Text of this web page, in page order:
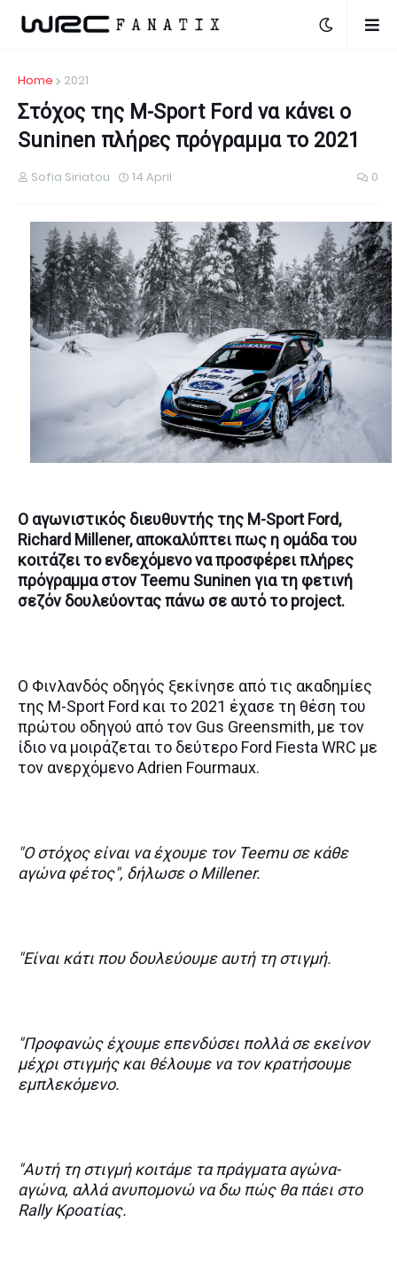
Home 2021
Στόχος της M-Sport Ford να κάνει ο
Suninen πλήρες πρόγραμμα το 2021
Sofia Siriatou 14 April 0
Ο αγωνιστικός διευθυντής της M-Sport Ford,
Richard Millener, αποκαλύπτει πως η ομάδα του
κοιτάζει το ενδεχόμενο να προσφέρει πλήρες
πρόγραμμα στον Teemu Suninen για τη φετινή
σεζόν δουλεύοντας πάνω σε αυτό το project.
Ο Φινλανδός οδηγός ξεκίνησε από τις ακαδημίες
της M-Sport Ford και το 2021 έχασε τη θέση του
πρώτου οδηγού από τον Gus Greensmith, με τον
ίδιο να μοιράζεται το δεύτερο Ford Fiesta WRC με
τον ανερχόμενο Adrien Fourmaux.
"Ο στόχος είναι να έχουμε τον Teemu σε κάθε
αγώνα φέτος", δήλωσε ο Millener.
"Είναι κάτι που δουλεύουμε αυτή τη στιγμή.
"Προφανώς έχουμε επενδύσει πολλά σε εκείνον
μέχρι στιγμής και θέλουμε να τον κρατήσουμε
εμπλεκόμενο.
"Αυτή τη στιγμή κοιτάμε τα πράγματα αγώνα-
αγώνα, αλλά ανυπομονώ να δω πώς θα πάει στο
Rally Κροατίας.